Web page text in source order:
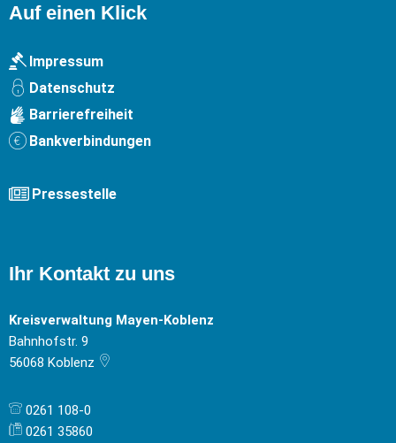
Auf einen Klick
Impressum
Datenschutz
Barrierefreiheit
Bankverbindungen
Pressestelle
Ihr Kontakt zu uns
Kreisverwaltung Mayen-Koblenz
Bahnhofstr. 9
56068 Koblenz
0261 108-0
0261 35860